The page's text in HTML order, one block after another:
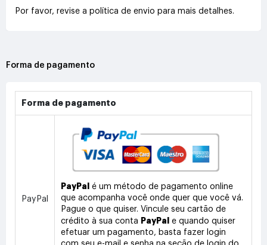
Por favor, revise a política de envio para mais detalhes.
Forma de pagamento
Forma de pagamento
PayPal
PayPal
é um método de pagamento online
que acompanha você onde quer que você vá.
Pague o que quiser. Vincule seu cartão de
crédito à sua conta PayPal
e quando quiser
efetuar um pagamento, basta fazer login